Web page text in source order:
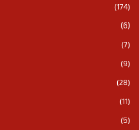
(174)
(6)
(7)
(9)
(28)
(11)
(5)